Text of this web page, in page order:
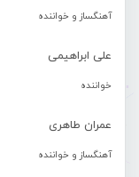
آهنگساز و خواننده
علی ابراهیمی
خواننده
عمران طاهری
آهنگساز و خواننده